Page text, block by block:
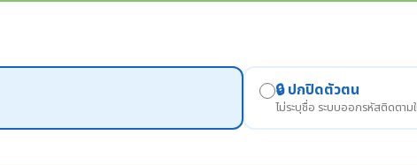
🔒 ปกปิดตัวตน
ไม่ระบุชื่อ ระบบออกรหัสติดตาม